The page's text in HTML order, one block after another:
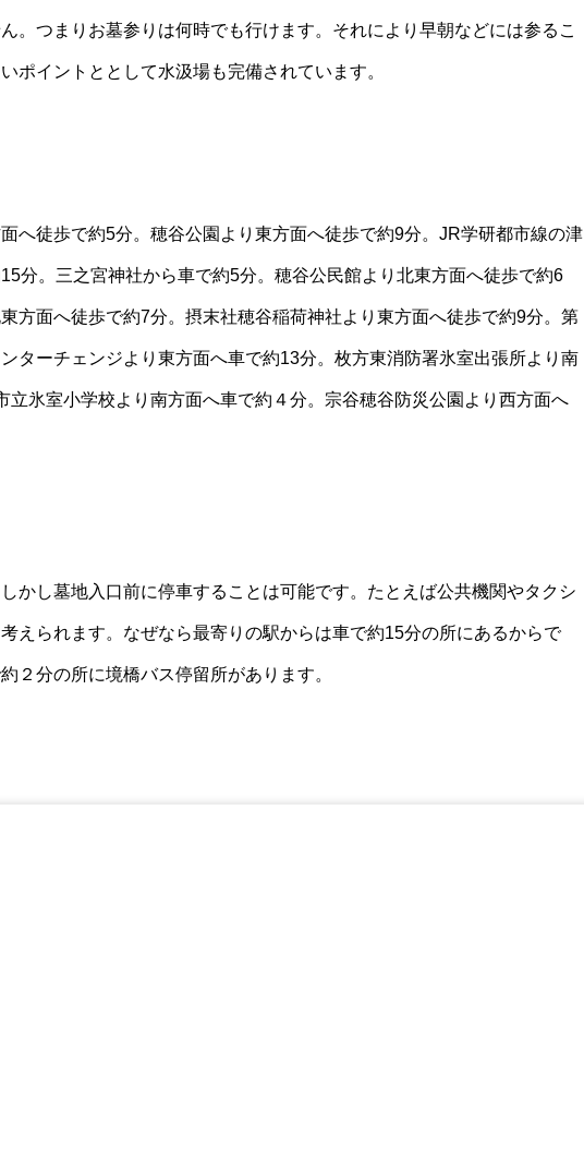
。つまりお墓参りは何時でも行けます。それにより早朝などには参るこ
ポイントととして水汲場も完備されています。
へ徒歩で約5分。穂谷公園より東方面へ徒歩で約9分。JR学研都市線の津
分。三之宮神社から車で約5分。穂谷公民館より北東方面へ徒歩で約6
方面へ徒歩で約7分。摂末社穂谷稲荷神社より東方面へ徒歩で約9分。第
ターチェンジより東方面へ車で約13分。枚方東消防署氷室出張所より南
立氷室小学校より南方面へ車で約４分。宗谷穂谷防災公園より西方面へ
かし墓地入口前に停車することは可能です。たとえば公共機関やタクシ
えられます。なぜなら最寄りの駅からは車で約15分の所にあるからで
２分の所に境橋バス停留所があります。